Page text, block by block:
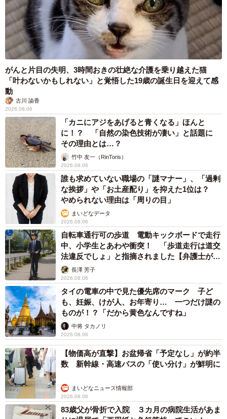
がんと片目の失明、3時間おきの壮絶な介護を乗り越えた猫
「叶わないかもしれない」と覚悟した19歳の誕生日を迎えて感
動
古川 諭香
2026.08.06
「カニにアジをあげると青くなる」ほんと
に！？ 「自然の染色技術が凄い」と話題に
その理由とは…？
竹中 友一（RinToris）
2026.08.06
誰も求めていない職場の「謎マナー」、「過剰
な挨拶」や「お土産配り」を抑えた1位は？
やめられない理由は「周りの目」
まいどなデータ
2026.08.06
自転車通行可の歩道 電動キックボードで走行
中、小学生とあわや衝突！ 「歩道走行は道交
法違反でしょ」と指摘されました【弁護士が解
説】長澤 芳子
2026.08.06
タイの電車の中で見た優先席のマーク 子ど
も、妊娠、けが人、お年寄り… 一つだけ謎の
ものが！？「だから黄色なんですね」
中将 タカノリ
2026.08.06
【物価高が直撃】お盆帰省「予定なし」が約半
数 新幹線・高速バスの「使い分け」が鮮明に
まいどなニュース情報部
2026.08.06
83歳父が骨折で入院 ３カ月の病院生活があま